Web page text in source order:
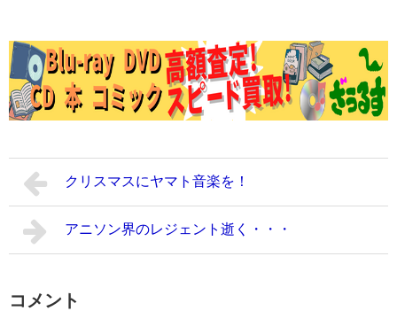
クリスマスにヤマト音楽を！
アニソン界のレジェント逝く・・・
コメント